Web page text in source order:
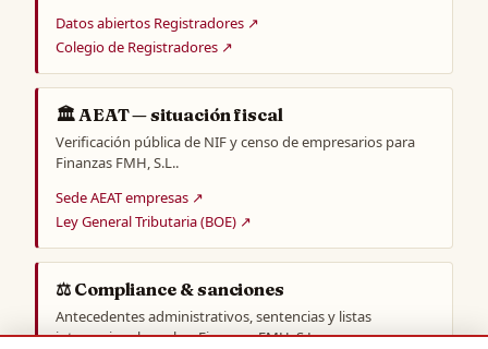
Datos abiertos Registradores ↗
Colegio de Registradores ↗
🏛️ AEAT — situación fiscal
Verificación pública de NIF y censo de empresarios para
Finanzas FMH, S.L..
Sede AEAT empresas ↗
Ley General Tributaria (BOE) ↗
⚖️ Compliance & sanciones
Antecedentes administrativos, sentencias y listas
internacionales sobre Finanzas FMH, S.L..